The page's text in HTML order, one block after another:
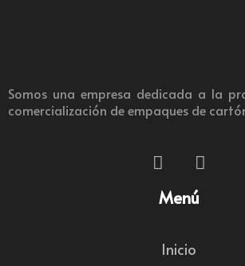
Somos una empresa dedicada a la
comercialización de empaques de
Menú
Inicio